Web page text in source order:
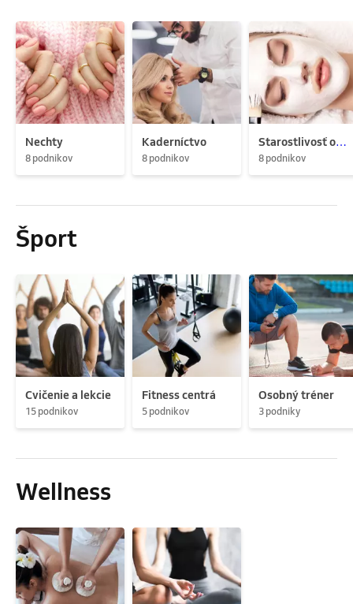
Nechty
8 podnikov
Kaderníctvo
8 podnikov
Starostlivosť o pleť
8 podnikov
Šport
Cvičenie a lekcie
15 podnikov
Fitness centrá
5 podnikov
Osobný tréner
3 podniky
Wellness